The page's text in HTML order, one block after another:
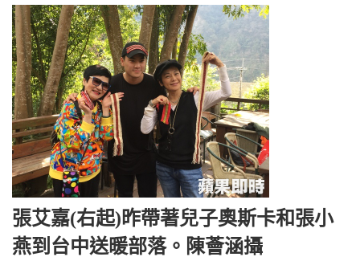
張艾嘉(右起)昨帶著兒子奧斯卡和張小
燕到台中送暖部落。陳薈涵攝